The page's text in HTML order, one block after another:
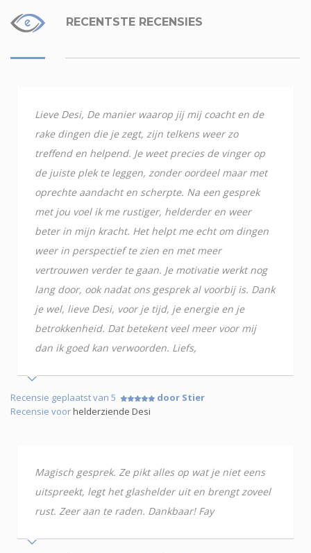
RECENTSTE RECENSIES
Lieve Desi, De manier waarop jij mij coacht en de
rake dingen die je zegt, zijn telkens weer zo
treffend en helpend. Je weet precies de vinger op
de juiste plek te leggen, zonder oordeel maar met
oprechte aandacht en scherpte. Na een gesprek
met jou voel ik me rustiger, helderder en weer
beter in mijn kracht. Het helpt me echt om dingen
weer in perspectief te zien en met meer
vertrouwen verder te gaan. Je motivatie werkt nog
lang door, ook nadat ons gesprek al voorbij is. Dank
je wel, lieve Desi, voor je tijd, je energie en je
betrokkenheid. Dat betekent veel meer voor mij
dan ik goed kan verwoorden. Liefs,
Recensie geplaatst van 5
door Stier
Recensie voorhelderziende Desi
Magisch gesprek. Ze pikt alles op wat je niet eens
uitspreekt, legt het glashelder uit en brengt zoveel
rust. Zeer aan te raden. Dankbaar! Fay